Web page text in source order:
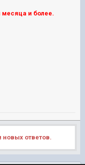
месяца и более.
новых ответов.